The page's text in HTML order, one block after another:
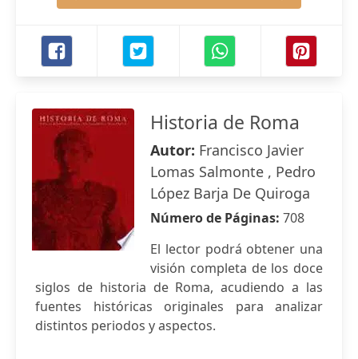
Historia de Roma
Autor: Francisco Javier
Lomas Salmonte , Pedro
López Barja De Quiroga
Número de Páginas: 708
El lector podrá obtener una
visión completa de los doce
siglos de historia de Roma, acudiendo a las
fuentes históricas originales para analizar
distintos periodos y aspectos.